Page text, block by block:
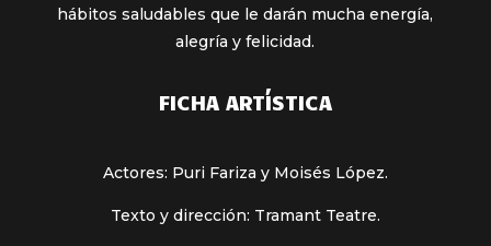
hábitos saludables que le darán mucha energía,
alegría y felicidad.
FICHA ARTÍSTICA
Actores: Puri Fariza y Moisés López.
Texto y dirección: Tramant Teatre.